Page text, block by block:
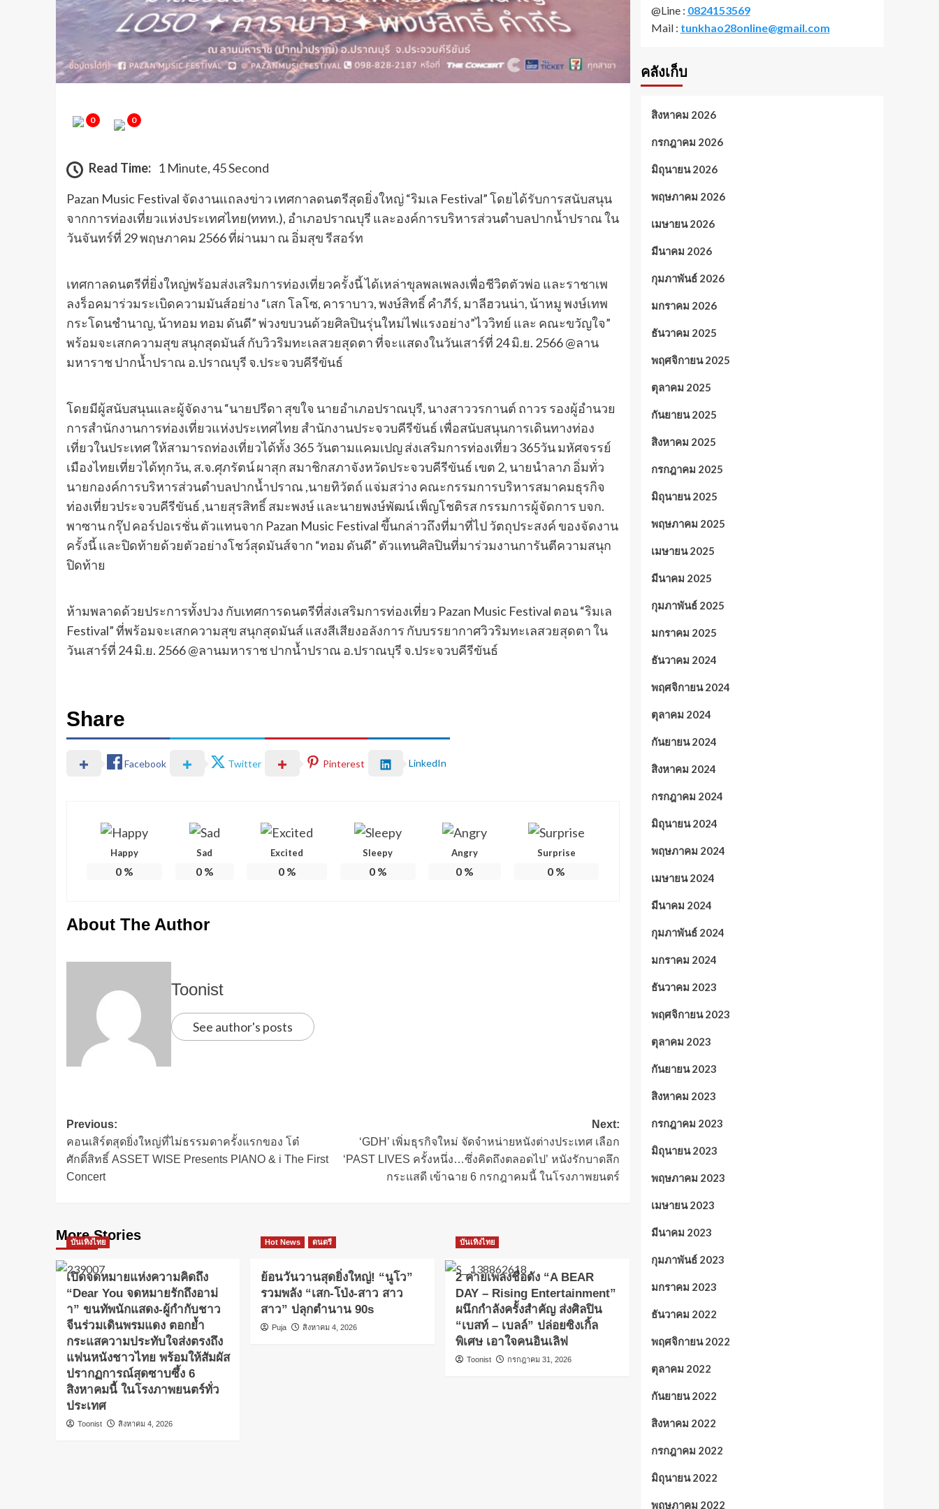
0 0
Read Time: 1 Minute, 45 Second
Pazan Music Festival จัดงานแถลงข่าว เทศกาลดนตรีสุดยิ่งใหญ่ “ริมเล Festival” โดยได้รับการสนับสนุน
จากการท่องเที่ยวแห่งประเทศไทย(ททท.), อำเภอปราณบุรี และองค์การบริหารส่วนตำบลปากน้ำปราณ ใน
วันจันทร์ที่ 29 พฤษภาคม 2566 ที่ผ่านมา ณ อิ่มสุข รีสอร์ท
เทศกาลดนตรีที่ยิ่งใหญ่พร้อมส่งเสริมการท่องเที่ยวครั้งนี้ ได้เหล่าขุลพลเพลงเพื่อชีวิตตัวพ่อ และราชาเพ
ลงร็อคมาร่วมระเบิดความมันส์อย่าง “เสก โลโซ, คาราบาว, พงษ์สิทธิ์ คำภีร์, มาลีฮวนน่า, น้าหมู พงษ์เทพ
กระโดนชำนาญ, น้าทอม ทอม ดันดี” พ่วงขบวนด้วยศิลปินรุ่นใหม่ไฟแรงอย่าง”ไววิทย์ และ คณะขวัญใจ”
พร้อมจะเสกความสุข สนุกสุดมันส์ กับวิวริมทะเลสวยสุดตา ที่จะแสดงในวันเสาร์ที่ 24 มิ.ย. 2566 @ลาน
มหาราช ปากน้ำปราณ อ.ปราณบุรี จ.ประจวบคีรีขันธ์
โดยมีผู้สนับสนุนและผู้จัดงาน “นายปรีดา สุขใจ นายอำเภอปราณบุรี, นางสาววรกานต์ ถาวร รองผู้อำนวย
การสำนักงานการท่องเที่ยวแห่งประเทศไทย สำนักงานประจวบคีรีขันธ์ เพื่อสนับสนุนการเดินทางท่อง
เที่ยวในประเทศ ให้สามารถท่องเที่ยวได้ทั้ง 365 วันตามแคมเปญ ส่งเสริมการท่องเที่ยว 365วัน มหัศจรรย์
เมืองไทยเที่ยวได้ทุกวัน, ส.จ.ศุภรัตน์ ผาสุก สมาชิกสภาจังหวัดประจวบคีรีขันธ์ เขต 2, นายนำลาภ อิ่มทั่ว
นายกองค์การบริหารส่วนตำบลปากน้ำปราณ ,นายทิวัตถ์ แจ่มสว่าง คณะกรรมการบริหารสมาคมธุรกิจ
ท่องเที่ยวประจวบคีรีขันธ์ ,นายสุรสิทธิ์ สมะพงษ์ และนายพงษ์พัฒน์ เพ็ญโชติรส กรรมการผู้จัดการ บจก.
พาซาน กรุ๊ป คอร์ปอเรชั่น ตัวแทนจาก Pazan Music Festival ขึ้นกล่าวถึงที่มาที่ไป วัตถุประสงค์ ของจัดงาน
ครั้งนี้ และปิดท้ายด้วยตัวอย่างโชว์สุดมันส์จาก “ทอม ดันดี” ตัวแทนศิลปินที่มาร่วมงานการันตีความสนุก
ปิดท้าย
ห้ามพลาดด้วยประการทั้งปวง กับเทศการดนตรีที่ส่งเสริมการท่องเที่ยว Pazan Music Festival ตอน “ริมเล
Festival” ที่พร้อมจะเสกความสุข สนุกสุดมันส์ แสงสีเสียงอลังการ กับบรรยากาศวิวริมทะเลสวยสุดตา ใน
วันเสาร์ที่ 24 มิ.ย. 2566 @ลานมหาราช ปากน้ำปราณ อ.ปราณบุรี จ.ประจวบคีรีขันธ์
Share
Facebook Twitter Pinterest LinkedIn
Happy
0 %
Sad
0%
Excited
0%
Sleepy
0%
Angry
0 %
Surprise
0 %
About The Author
Toonist
See author's posts
Previous:
คอนเสิร์ตสุดยิ่งใหญ่ที่ไม่ธรรมดาครั้งแรกของ โต๋
ศักดิ์สิทธิ์ ASSET WISE Presents PIANO & i The First
Concert
Next:
‘GDH’ เพิ่มธุรกิจใหม่ จัดจำหน่ายหนังต่างประเทศ เลือก
‘PAST LIVES ครั้งหนึ่ง…ซึ่งคิดถึงตลอดไป’ หนังรักบาดลึก
กระแสดี เข้าฉาย 6 กรกฎาคมนี้ ในโรงภาพยนตร์
More Stories
บันเทิงไทย
เปิดจดหมายแห่งความคิดถึง
“Dear You จดหมายรักถึงอาม่
า” ขนทัพนักแสดง-ผู้กำกับชาว
จีนร่วมเดินพรมแดง ตอกย้ำ
กระแสความประทับใจส่งตรงถึง
แฟนหนังชาวไทย พร้อมให้สัมผัส
ปรากฏการณ์สุดซาบซึ้ง 6
สิงหาคมนี้ ในโรงภาพยนตร์ทั่ว
ประเทศ
Toonist สิงหาคม 4, 2026
Hot News ดนตรี
ย้อนวันวานสุดยิ่งใหญ่! “นูโว”
รวมพลัง “เสก-โป่ง-สาว สาว
สาว” ปลุกตำนาน 90s
Puja สิงหาคม 4, 2026
บันเทิงไทย
2 ค่ายเพลงชื่อดัง “A BEAR
DAY – Rising Entertainment”
ผนึกกำลังครั้งสำคัญ ส่งศิลปิน
“เบสท์ – เบลล์” ปล่อยซิงเกิ้ล
พิเศษ เอาใจคนอินเลิฟ
Toonist กรกฎาคม 31, 2026
@Line : 0824153569
Mail : tunkhao28online@gmail.com
คลังเก็บ
สิงหาคม 2026
กรกฎาคม 2026
มิถุนายน 2026
พฤษภาคม 2026
เมษายน 2026
มีนาคม 2026
กุมภาพันธ์ 2026
มกราคม 2026
ธันวาคม 2025
พฤศจิกายน 2025
ตุลาคม 2025
กันยายน 2025
สิงหาคม 2025
กรกฎาคม 2025
มิถุนายน 2025
พฤษภาคม 2025
เมษายน 2025
มีนาคม 2025
กุมภาพันธ์ 2025
มกราคม 2025
ธันวาคม 2024
พฤศจิกายน 2024
ตุลาคม 2024
กันยายน 2024
สิงหาคม 2024
กรกฎาคม 2024
มิถุนายน 2024
พฤษภาคม 2024
เมษายน 2024
มีนาคม 2024
กุมภาพันธ์ 2024
มกราคม 2024
ธันวาคม 2023
พฤศจิกายน 2023
ตุลาคม 2023
กันยายน 2023
สิงหาคม 2023
กรกฎาคม 2023
มิถุนายน 2023
พฤษภาคม 2023
เมษายน 2023
มีนาคม 2023
กุมภาพันธ์ 2023
มกราคม 2023
ธันวาคม 2022
พฤศจิกายน 2022
ตุลาคม 2022
กันยายน 2022
สิงหาคม 2022
กรกฎาคม 2022
มิถุนายน 2022
พฤษภาคม 2022